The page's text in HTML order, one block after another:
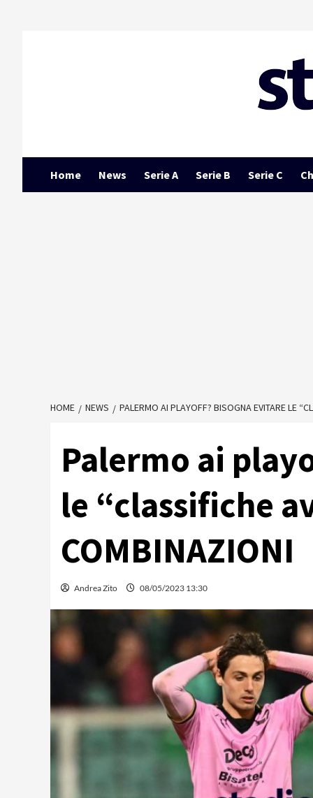
Home News Serie A Serie B Serie C
HOME NEWS PALERMO AI PLAYOFF? BISOGNA EVITARE LE
Palermo ai
le “classifiche
COMBINAZIONI
Andrea Zito 08/05/2023 13:30
Osti: “Strefezza è il colpo
volevamo. Mercato in